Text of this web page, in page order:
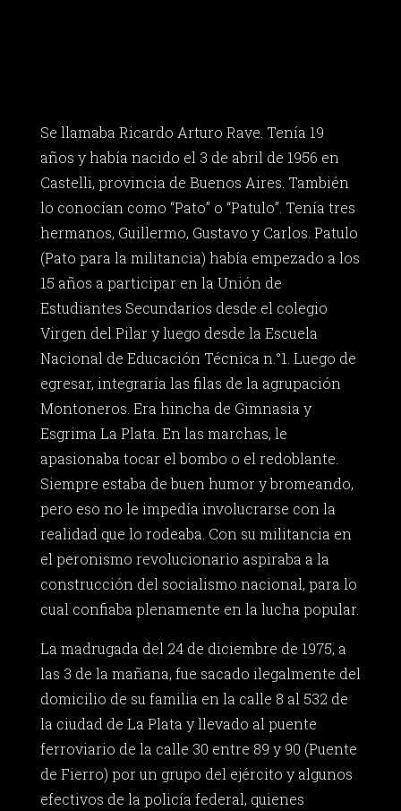
Se llamaba Ricardo Arturo Rave. Tenía 19
años y había nacido el 3 de abril de 1956 en
Castelli, provincia de Buenos Aires. También
lo conocían como “Pato” o “Patulo”. Tenía tres
hermanos, Guillermo, Gustavo y Carlos. Patulo
(Pato para la militancia) había empezado a los
15 años a participar en la Unión de
Estudiantes Secundarios desde el colegio
Virgen del Pilar y luego desde la Escuela
Nacional de Educación Técnica n.°1. Luego de
egresar, integraría las filas de la agrupación
Montoneros. Era hincha de Gimnasia y
Esgrima La Plata. En las marchas, le
apasionaba tocar el bombo o el redoblante.
Siempre estaba de buen humor y bromeando,
pero eso no le impedía involucrarse con la
realidad que lo rodeaba. Con su militancia en
el peronismo revolucionario aspiraba a la
construcción del socialismo nacional, para lo
cual confiaba plenamente en la lucha popular.
La madrugada del 24 de diciembre de 1975, a
las 3 de la mañana, fue sacado ilegalmente del
domicilio de su familia en la calle 8 al 532 de
la ciudad de La Plata y llevado al puente
ferroviario de la calle 30 entre 89 y 90 (Puente
de Fierro) por un grupo del ejército y algunos
efectivos de la policía federal, quienes